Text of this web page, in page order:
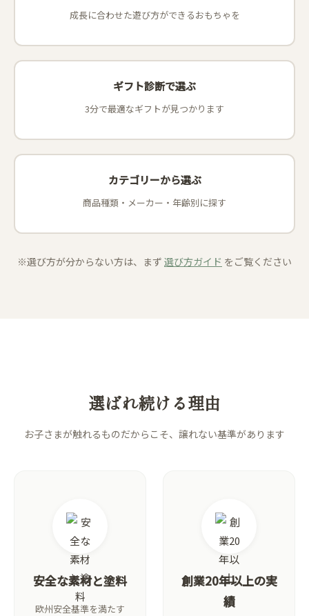
成長に合わせた遊び方ができるおもちゃを
ギフト診断で選ぶ
3分で最適なギフトが見つかります
カテゴリーから選ぶ
商品種類・メーカー・年齢別に探す
※選び方が分からない方は、まず 選び方ガイド をご覧ください
選ばれ続ける理由
お子さまが触れるものだからこそ、譲れない基準があります
安全な素材と塗料
欧州安全基準を満たす
創業20年以上の実
績